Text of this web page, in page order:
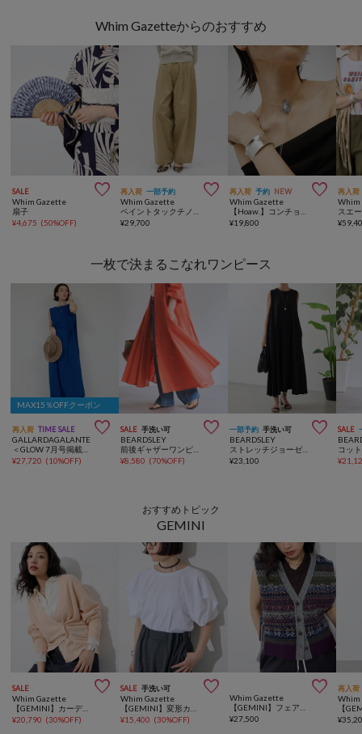
Whim Gazetteからのおすすめ
SALE 
Whim Gazette
扇子
¥4,675 (50%OFF)
再入荷 一部予約 
Whim Gazette
¥29,700
再入荷 予約 NEW 
Whim Gazette
¥19,800
再入荷
Whim
¥
一枚で決まるこなれワンピース
MAX15％OFFクーポン
再入荷 TIME SALE 
GALLARDAGALANTE
¥27,720 (10%OFF)
SALE 手洗い可 
BEARDSLEY
¥8,580 (70%OFF)
一部予約 手洗い可 
BEARDSLEY
ストレッチジョーゼットマキシワンピ
¥23,100
SALE
¥
おすすめトピック
GEMINI
SALE 
Whim Gazette
【GEMINI】カーディガン
¥20,790 (30%OFF)
SALE 手洗い可 
Whim Gazette
【GEMINI】変形カットソー
¥15,400 (30%OFF)

Whim Gazette
【GEMINI】フェアアイル2wayベスト
¥27,500
再入荷
Whim
¥